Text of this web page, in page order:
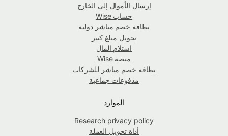
إرسال الأموال إلى الخارج
حساب Wise
بطاقة خصم مباشر دولية
تحويل مبلغ كبير
استلام المال
منصة Wise
بطاقة خصم مباشر للشركات
مدفوعات جماعية
الموارد
Research privacy policy
أداة تحويل العملة